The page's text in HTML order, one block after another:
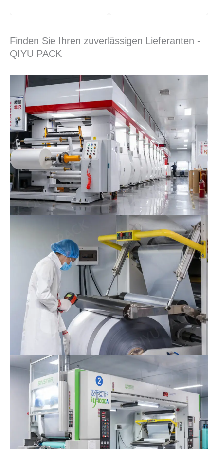
Finden Sie Ihren zuverlässigen Lieferanten -
QIYU PACK